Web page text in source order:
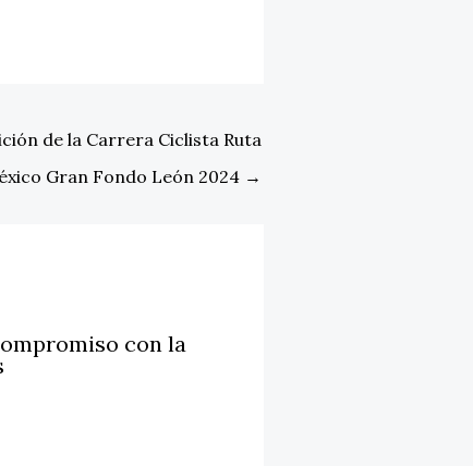
de la Carrera Ciclista Ruta
Gran Fondo León 2024 →
con la